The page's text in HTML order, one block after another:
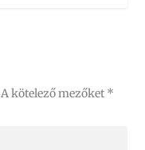
A kötelező mezőket *